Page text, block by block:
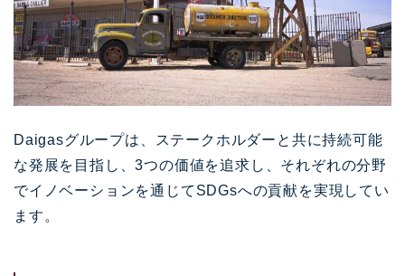
Daigasグループは、ステークホルダーと共に持続可能
な発展を目指し、3つの価値を追求し、それぞれの分野
でイノベーションを通じてSDGsへの貢献を実現してい
ます。